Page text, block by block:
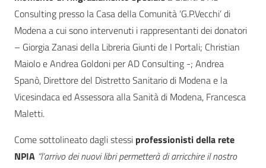
Consulting presso la Casa della Comunità ‘G.P.Vecchi’ di
Modena a cui sono intervenuti i rappresentanti dei donatori
– Giorgia Zanasi della Libreria Giunti de I Portali; Christian
Maiolo e Andrea Goldoni per AD Consulting -; Andrea
Spanò, Direttore del Distretto Sanitario di Modena e la
Vicesindaca ed Assessora alla Sanità di Modena, Francesca
Maletti.
Come sottolineato dagli stessi professionisti della rete
NPIA “l’arrivo dei nuovi libri permetterà di arricchire il nostro